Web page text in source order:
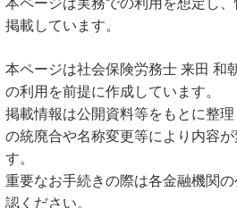
本ページは実務での利用を想定し
掲載しています。
本ページは社会保険労務士 来田 和
の利用を前提に作成しています。
掲載情報は公開資料等をもとに整
の統廃合や名称変更等により内容
す。
重要なお手続きの際は各金融機関
認ください。